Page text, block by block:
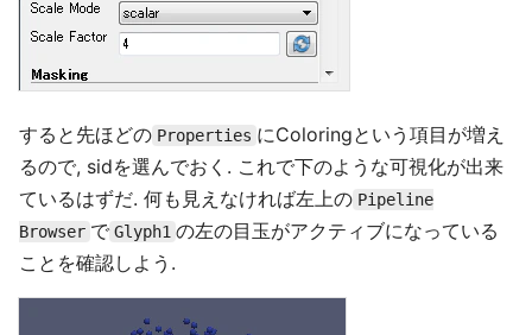
すると先ほどの Properties にColoringという項目が増え
るので, sidを選んでおく. これで下のような可視化が出来
ているはずだ. 何も見えなければ左上の Pipeline
Browser で Glyph1 の左の目玉がアクティブになっている
ことを確認しよう.